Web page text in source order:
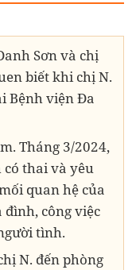
Sơn và chị
biết khi chị N.
Bệnh viện Đa
Tháng 3/2024,
có thai và yêu
quan hệ của
công việc
tình.
N. đến phòng